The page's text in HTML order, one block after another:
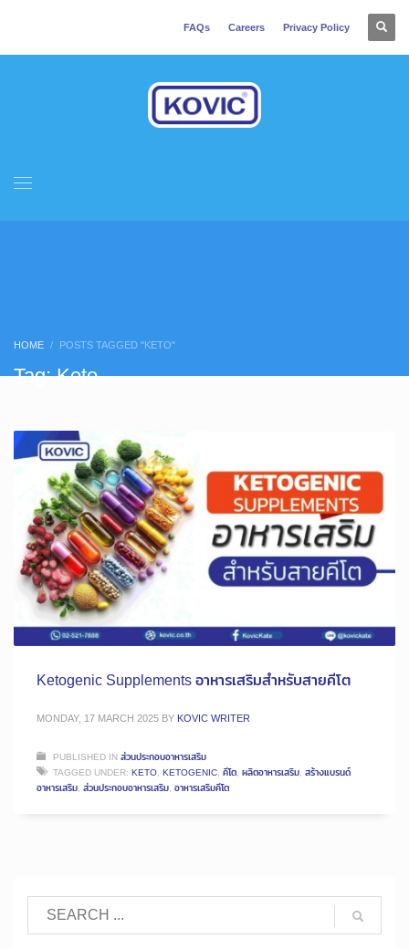
FAQs Careers Privacy Policy
HOME POSTS TAGGED "KETO"
Tag: Keto
Ketogenic Supplements อาหารเสริมสำหรับสายคีโต
MONDAY, 17 MARCH 2025 BY KOVIC WRITER
PUBLISHED INส่วนประกอบอาหารเสริม
TAGGED UNDER: KETO, KETOGENIC, คีโต, ผลิตอาหารเสริม, สร้างแบรนด์
อาหารเสริม, ส่วนประกอบอาหารเสริม, อาหารเสริมคีโต